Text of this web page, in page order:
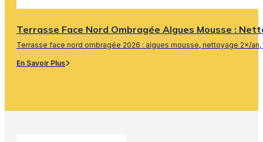
Terrasse Face Nord Ombragée Algues Mousse :
Terrasse face nord ombragée 2026 : algues mousse, nettoyage 2×/
En Savoir Plus